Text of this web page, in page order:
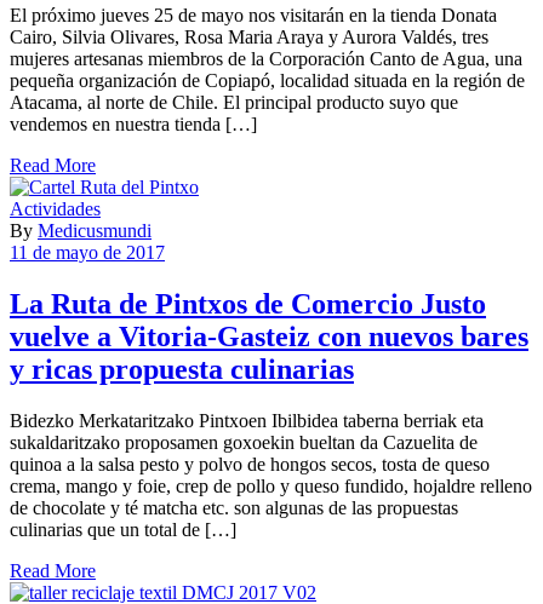
El próximo jueves 25 de mayo nos visitarán en la tienda Donata
Cairo, Silvia Olivares, Rosa Maria Araya y Aurora Valdés, tres
mujeres artesanas miembros de la Corporación Canto de Agua, una
pequeña organización de Copiapó, localidad situada en la región de
Atacama, al norte de Chile. El principal producto suyo que
vendemos en nuestra tienda […]
Read More
Actividades
By Medicusmundi
11 de mayo de 2017
La Ruta de Pintxos de Comercio Justo
vuelve a Vitoria-Gasteiz con nuevos bares
y ricas propuesta culinarias
Bidezko Merkataritzako Pintxoen Ibilbidea taberna berriak eta
sukaldaritzako proposamen goxoekin bueltan da Cazuelita de
quinoa a la salsa pesto y polvo de hongos secos, tosta de queso
crema, mango y foie, crep de pollo y queso fundido, hojaldre relleno
de chocolate y té matcha etc. son algunas de las propuestas
culinarias que un total de […]
Read More